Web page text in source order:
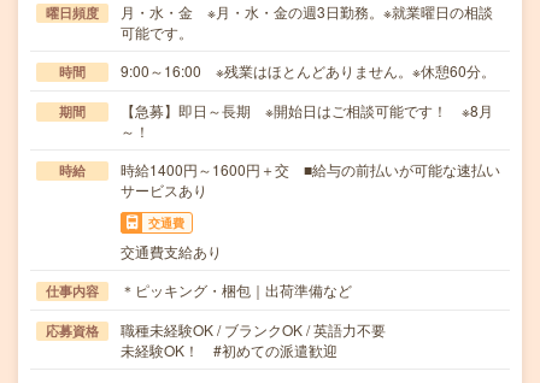
曜日頻度
月・水・金 ※月・水・金の週3日勤務。※就業曜日の相談
可能です。
時間 9:00～16:00 ※残業はほとんどありません。※休憩60分。
期間
【急募】即日～長期 ※開始日はご相談可能です！ ※8月
～！
時給
時給1400円～1600円＋交 ■給与の前払いが可能な速払い
サービスあり
交通費
交通費支給あり
仕事内容 ＊ピッキング・梱包｜出荷準備など
応募資格
職種未経験OK / ブランクOK / 英語力不要
未経験OK！ #初めての派遣歓迎